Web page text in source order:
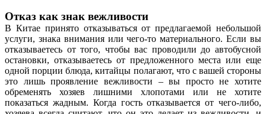
Отказ как знак вежливости
В Китае принято отказываться от предлагаемой небольшой
услуги, знака внимания или чего-то материального. Если вы
отказываетесь от того, чтобы вас проводили до автобусной
остановки, отказываетесь от предложенного места или еще
одной порции блюда, китайцы полагают, что с вашей стороны
это лишь проявление вежливости – вы просто не хотите
обременять хозяев лишними хлопотами или не хотите
показаться жадным. Когда гость отказывается от чего-либо,